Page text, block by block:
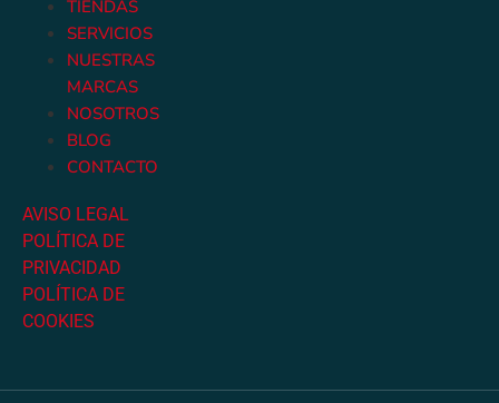
TIENDAS
SERVICIOS
NUESTRAS
MARCAS
NOSOTROS
BLOG
CONTACTO
AVISO LEGAL
POLÍTICA DE
PRIVACIDAD
POLÍTICA DE
COOKIES